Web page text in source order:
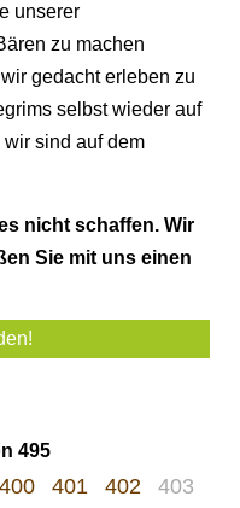
unserer
zu machen
gedacht erleben zu
selbst wieder auf
sind auf dem
nicht schaffen. Wir
Sie mit uns einen
495
400 401 402
403